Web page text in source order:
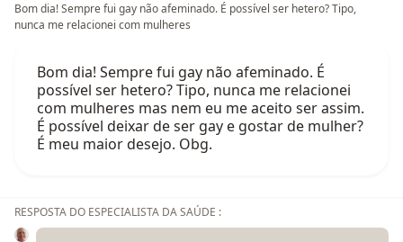
Bom dia! Sempre fui gay não afeminado. É possível ser hetero? Tipo,
nunca me relacionei com mulheres
Bom dia! Sempre fui gay não afeminado. É
possível ser hetero? Tipo, nunca me relacionei
com mulheres mas nem eu me aceito ser assim.
É possível deixar de ser gay e gostar de mulher?
É meu maior desejo. Obg.
RESPOSTA DO ESPECIALISTA DA SAÚDE :